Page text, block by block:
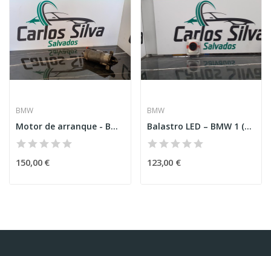
BMW
Motor de arranque - BMW Série 1 (F40)
150,00 €
BMW
Balastro LED – BMW 1 (F20)
123,00 €